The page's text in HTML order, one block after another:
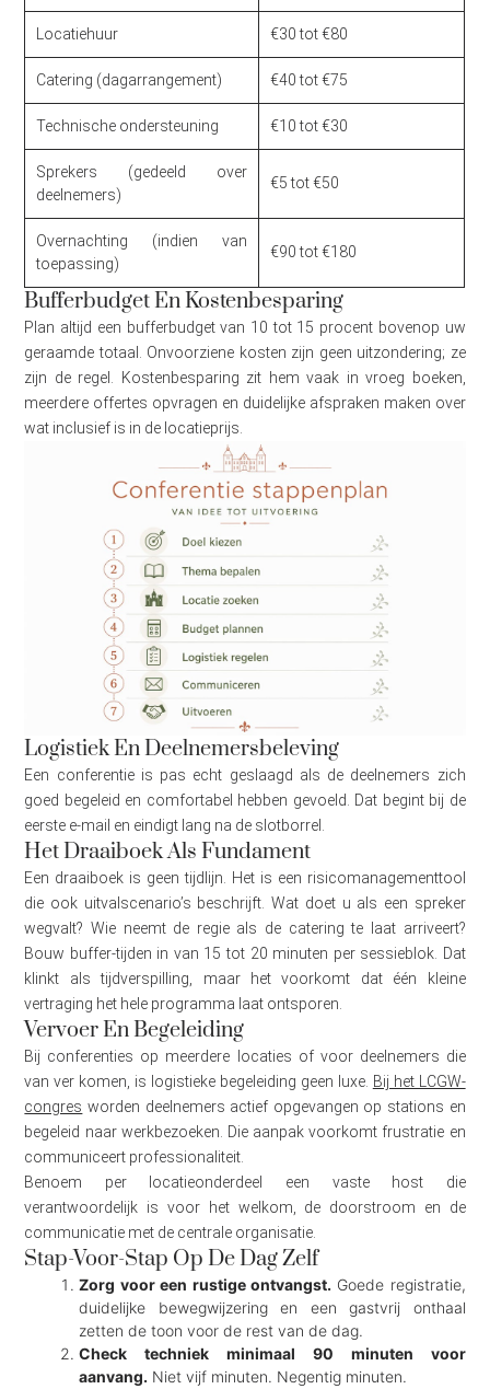
Locatiehuur €30 tot €80
Catering (dagarrangement) €40 tot €75
Technische ondersteuning €10 tot €30
Sprekers (gedeeld over
deelnemers)
€5 tot €50
Overnachting (indien van
toepassing)
€90 tot €180
Bufferbudget En Kostenbesparing
Plan altijd een bufferbudget van 10 tot 15 procent bovenop uw
geraamde totaal. Onvoorziene kosten zijn geen uitzondering; ze
zijn de regel. Kostenbesparing zit hem vaak in vroeg boeken,
meerdere offertes opvragen en duidelijke afspraken maken over
wat inclusief is in de locatieprijs.
Logistiek En Deelnemersbeleving
Een conferentie is pas echt geslaagd als de deelnemers zich
goed begeleid en comfortabel hebben gevoeld. Dat begint bij de
eerste e-mail en eindigt lang na de slotborrel.
Het Draaiboek Als Fundament
Een draaiboek is geen tijdlijn. Het is een risicomanagementtool
die ook uitvalscenario’s beschrijft. Wat doet u als een spreker
wegvalt? Wie neemt de regie als de catering te laat arriveert?
Bouw buffer-tijden in van 15 tot 20 minuten per sessieblok. Dat
klinkt als tijdverspilling, maar het voorkomt dat één kleine
vertraging het hele programma laat ontsporen.
Vervoer En Begeleiding
Bij conferenties op meerdere locaties of voor deelnemers die
van ver komen, is logistieke begeleiding geen luxe. Bij het LCGW-
congres worden deelnemers actief opgevangen op stations en
begeleid naar werkbezoeken. Die aanpak voorkomt frustratie en
communiceert professionaliteit.
Benoem per locatieonderdeel een vaste host die
verantwoordelijk is voor het welkom, de doorstroom en de
communicatie met de centrale organisatie.
Stap-Voor-Stap Op De Dag Zelf
Zorg voor een rustige ontvangst. Goede registratie,
duidelijke bewegwijzering en een gastvrij onthaal
zetten de toon voor de rest van de dag.
Check techniek minimaal 90 minuten voor
aanvang. Niet vijf minuten. Negentig minuten.